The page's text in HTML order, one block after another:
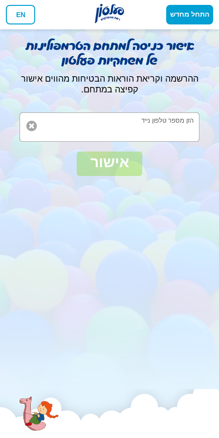
התחל מחדש EN
אישור כניסה למתחם הטרמפולינות
של משחקיות פעלטון
ההרשמה וקריאת הוראות הבטיחות מהווים אישור
קפיצה במתחם.
הזן מספר טלפון נייד